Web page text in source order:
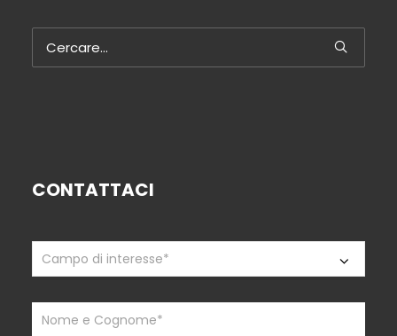
CONTATTACI
Contattaci
If
you
human,
leave